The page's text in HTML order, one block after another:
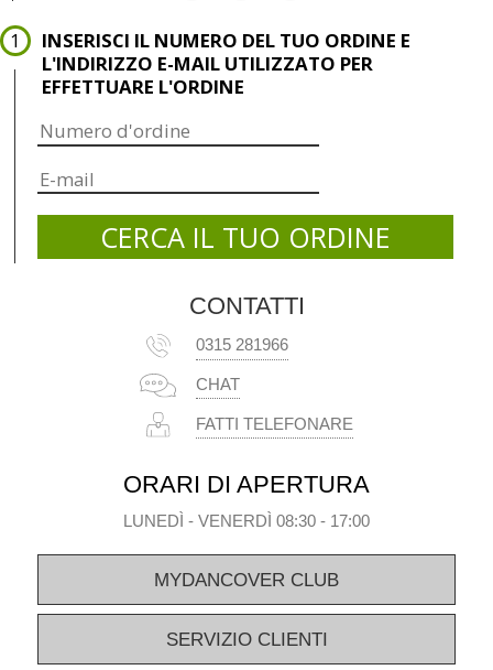
INSERISCI IL NUMERO DEL TUO ORDINE E
L'INDIRIZZO E-MAIL UTILIZZATO PER
EFFETTUARE L'ORDINE
CONTATTI
0315 281966
CHAT
FATTI TELEFONARE
ORARI DI APERTURA
LUNEDÌ - VENERDÌ 08:30 - 17:00
MYDANCOVER CLUB
SERVIZIO CLIENTI